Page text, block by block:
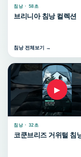
침낭 · 58초
브리니아 침낭 컬렉션
침낭 전체보기 →
▶
침낭 · 32초
코쿤브리즈 거위털 침